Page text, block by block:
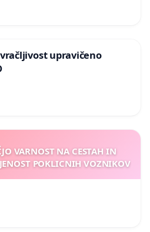
upravičeno
VARNOST NA CESTAH IN
POKLICNIH VOZNIKOV